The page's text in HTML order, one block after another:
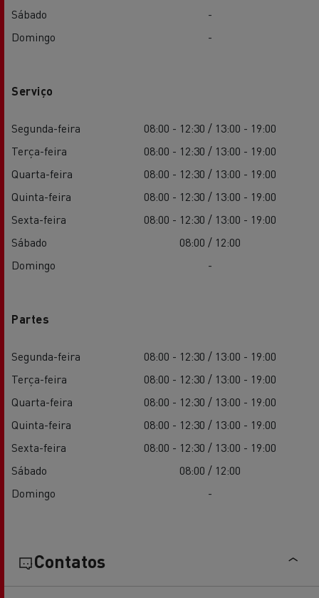
Sábado
-
Domingo
-
Serviço
Segunda-feira
08:00 - 12:30 / 13:00 - 19:00
Terça-feira
08:00 - 12:30 / 13:00 - 19:00
Quarta-feira
08:00 - 12:30 / 13:00 - 19:00
Quinta-feira
08:00 - 12:30 / 13:00 - 19:00
Sexta-feira
08:00 - 12:30 / 13:00 - 19:00
Sábado
08:00 / 12:00
Domingo
-
Partes
Segunda-feira
08:00 - 12:30 / 13:00 - 19:00
Terça-feira
08:00 - 12:30 / 13:00 - 19:00
Quarta-feira
08:00 - 12:30 / 13:00 - 19:00
Quinta-feira
08:00 - 12:30 / 13:00 - 19:00
Sexta-feira
08:00 - 12:30 / 13:00 - 19:00
Sábado
08:00 / 12:00
Domingo
-
Contatos